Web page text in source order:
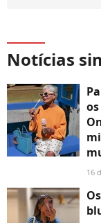
Notícias
16